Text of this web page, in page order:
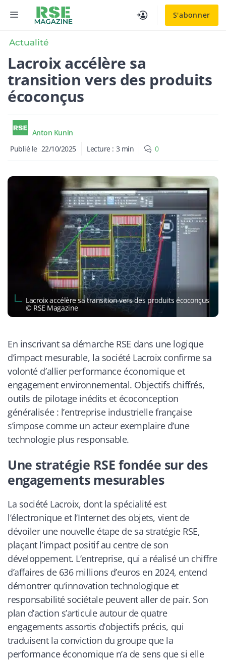
S'abonner
MENU
Actualité
Lacroix accélère sa
transition vers des produits
écoconçus
Anton Kunin
Publié le 22/10/2025 Lecture : 3 min 0
Lacroix accélère sa transition vers des produits écoconçus
© RSE Magazine
En inscrivant sa démarche RSE dans une logique
d’impact mesurable, la société Lacroix confirme sa
volonté d’allier performance économique et
engagement environnemental. Objectifs chiffrés,
outils de pilotage inédits et écoconception
généralisée : l’entreprise industrielle française
s’impose comme un acteur exemplaire d’une
technologie plus responsable.
Une stratégie RSE fondée sur des
engagements mesurables
La société Lacroix, dont la spécialité est
l’électronique et l’Internet des objets, vient de
dévoiler une nouvelle étape de sa stratégie RSE,
plaçant l’impact positif au centre de son
développement. L’entreprise, qui a réalisé un chiffre
d’affaires de 636 millions d’euros en 2024, entend
démontrer qu’innovation technologique et
responsabilité sociétale peuvent aller de pair. Son
plan d’action s’articule autour de quatre
engagements assortis d’objectifs précis, qui
traduisent la conviction du groupe que la
performance économique n’a de sens que si elle